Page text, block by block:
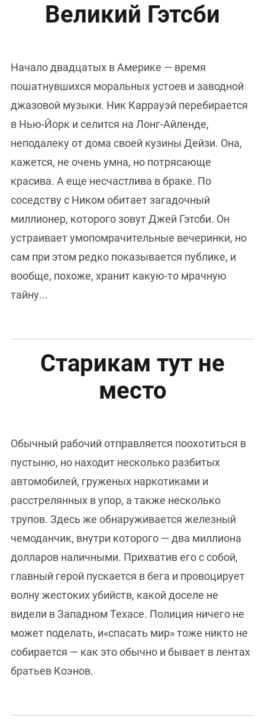
Великий Гэтсби
Начало двадцатых в Америке — время
пошатнувшихся моральных устоев и заводной
джазовой музыки. Ник Каррауэй перебирается
в Нью-Йорк и селится на Лонг-Айленде,
неподалеку от дома своей кузины Дейзи. Она,
кажется, не очень умна, но потрясающе
красива. А еще несчастлива в браке. По
соседству с Ником обитает загадочный
миллионер, которого зовут Джей Гэтсби. Он
устраивает умопомрачительные вечеринки, но
сам при этом редко показывается публике, и
вообще, похоже, хранит какую-то мрачную
тайну...
Старикам тут не
место
Обычный рабочий отправляется поохотиться в
пустыню, но находит несколько разбитых
автомобилей, груженых наркотиками и
расстрелянных в упор, а также несколько
трупов. Здесь же обнаруживается железный
чемоданчик, внутри которого — два миллиона
долларов наличными. Прихватив его с собой,
главный герой пускается в бега и провоцирует
волну жестоких убийств, какой доселе не
видели в Западном Техасе. Полиция ничего не
может поделать, и«спасать мир» тоже никто не
собирается — как это обычно и бывает в лентах
братьев Коэнов.